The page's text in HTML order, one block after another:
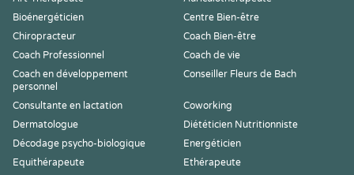
Bioénergéticien
Centre Bien-être
Chiropracteur
Coach Bien-être
Coach Professionnel
Coach de vie
Coach en développement
personnel
Conseiller Fleurs de Bach
Consultante en lactation
Coworking
Dermatologue
Diététicien Nutritionniste
Décodage psycho-biologique
Energéticien
Equithérapeute
Ethérapeute